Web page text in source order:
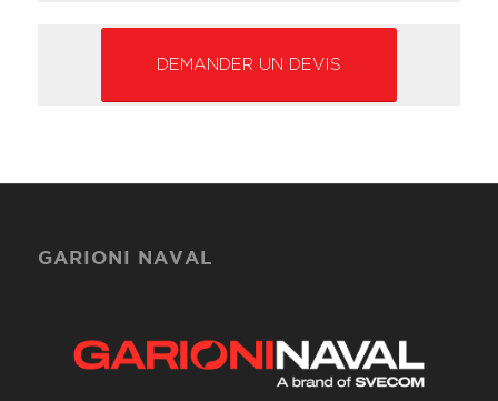
DEMANDER UN DEVIS
GARIONI NAVAL